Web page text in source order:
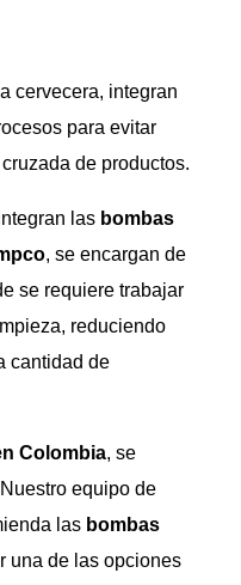
cervecera, integran
para evitar
de productos.
las bombas
, se encargan de
se requiere trabajar
reduciendo
cantidad de
Colombia, se
equipo de
las bombas
una de las opciones